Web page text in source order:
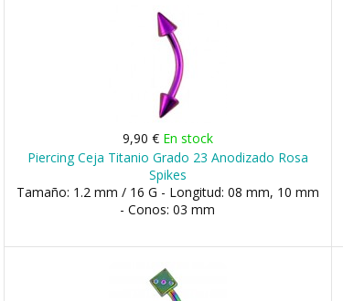
9,90 € En stock
Piercing Ceja Titanio Grado 23 Anodizado Rosa
Spikes
Tamaño: 1.2 mm / 16 G - Longitud: 08 mm, 10 mm
- Conos: 03 mm